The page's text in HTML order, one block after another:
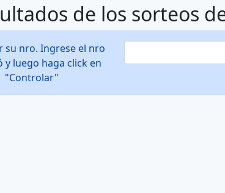
de los sorteos
su nro. Ingrese el nro
y luego haga click en
"Controlar"